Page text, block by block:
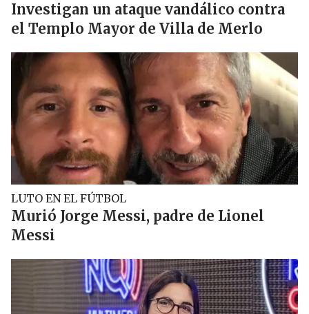
Investigan un ataque vandálico contra
el Templo Mayor de Villa de Merlo
LUTO EN EL FÚTBOL
Murió Jorge Messi, padre de Lionel
Messi